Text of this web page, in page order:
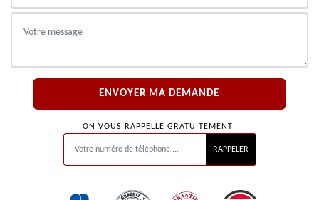
ON VOUS RAPPELLE GRATUITEMENT